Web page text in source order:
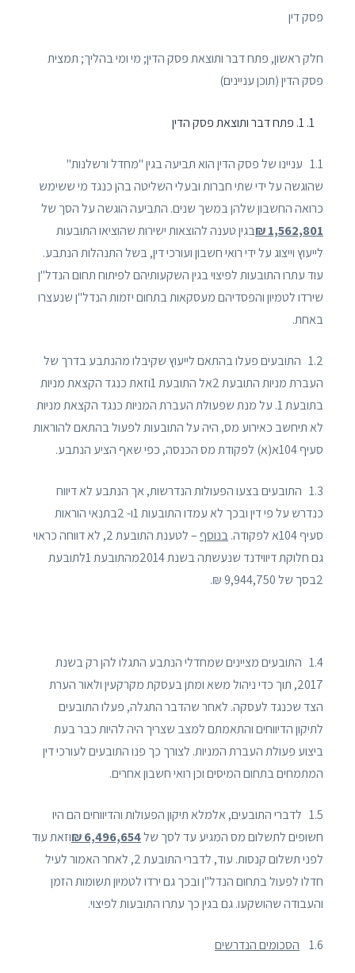
פסק דין
חלק ראשון, פתח דבר ותוצאת פסק הדין; מי ומי בהליך; תמצית
פסק הדין (תוכן עניינים)
1. פתח דבר ותוצאת פסק הדין
1.1 עניינו של פסק הדין הוא תביעה בגין "מחדל ורשלנות"
שהוגשה על ידי שתי חברות ובעלי השליטה בהן כנגד מי ששימש
כרואה החשבון שלהן במשך שנים. התביעה הוגשה על הסך של
1,562,801 ₪
בגין טענה להוצאות ישירות שהוציאו התובעות
לייעוץ וייצוג על ידי רואי חשבון ועורכי דין, בשל התנהלות הנתבע.
עוד עתרו התובעות לפיצוי בגין השקעותיהם לפיתוח תחום הנדל"ן
שירדו לטמיון והפסדיהם מעסקאות בתחום יזמות הנדל"ן שנעצרו
באחת.
1.2 התובעים פעלו בהתאם לייעוץ שקיבלו מהנתבע בדרך של
העברת מניות התובעת 2אל התובעת 1וזאת כנגד הקצאת מניות
בתובעת 1. על מנת שפעולת העברת המניות כנגד הקצאת מניות
לא תיחשב כאירוע מס, היה על התובעות לפעול בהתאם להוראות
סעיף 104א(א) לפקודת מס הכנסה, כפי שאף הציע הנתבע.
1.3 התובעים בצעו הפעולות הנדרשות, אך הנתבע לא דיווח
כנדרש על פי דין ובכך לא עמדו התובעות 1ו- 2בתנאי הוראות
סעיף 104א לפקודה.
בנוסף
– לטענת התובעת 2, לא דווחה כראוי
גם חלוקת דיווידנד שנעשתה בשנת 2014מהתובעת 1לתובעת
2בסך של 9,944,750 ₪.
1.4 התובעים מציינים שמחדלי הנתבע התגלו להן רק בשנת
2017, תוך כדי ניהול משא ומתן בעסקת מקרקעין ולאור הערת
הצד שכנגד לעסקה. לאחר שהדבר התגלה, פעלו התובעים
לתיקון הדיווחים והתאמתם למצב שצריך היה להיות כבר בעת
ביצוע פעולת העברת המניות. לצורך כך פנו התובעים לעורכי דין
המתמחים בתחום המיסים וכן רואי חשבון אחרים.
1.5 לדברי התובעים, אלמלא תיקון הפעולות והדיווחים הם היו
חשופים לתשלום מס המגיע עד לסך של6,496,654 ₪
וזאת עוד
לפני תשלום קנסות. עוד, לדברי התובעת 2, לאחר האמור לעיל
חדלו לפעול בתחום הנדל"ן ובכך גם ירדו לטמיון תשומות הזמן
והעבודה שהושקעו. גם בגין כך עתרו התובעות לפיצוי.
1.6 הסכומים הנדרשים